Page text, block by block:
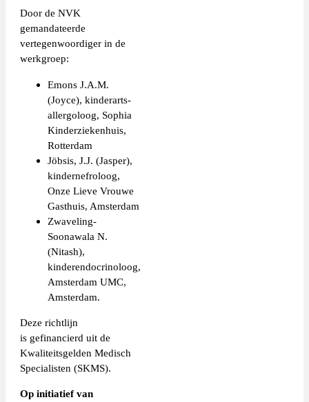
Door de NVK
gemandateerde
vertegenwoordiger in de
werkgroep:
Emons J.A.M.
(Joyce), kinderarts-
allergoloog, Sophia
Kinderziekenhuis,
Rotterdam
Jöbsis, J.J. (Jasper),
kindernefroloog,
Onze Lieve Vrouwe
Gasthuis, Amsterdam
Zwaveling-
Soonawala N.
(Nitash),
kinderendocrinoloog,
Amsterdam UMC,
Amsterdam.
Deze richtlijn
is gefinancierd uit de
Kwaliteitsgelden Medisch
Specialisten (SKMS).
Op initiatief van